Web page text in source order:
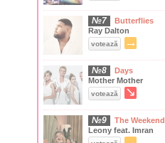
№7
Butterflies
Ray Dalton
votează →
№8
Days
Mother Mother
votează ↘
№9
The Weekend
Leony feat. Imran